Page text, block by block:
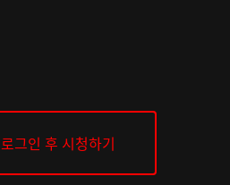
로그인 후 시청하기